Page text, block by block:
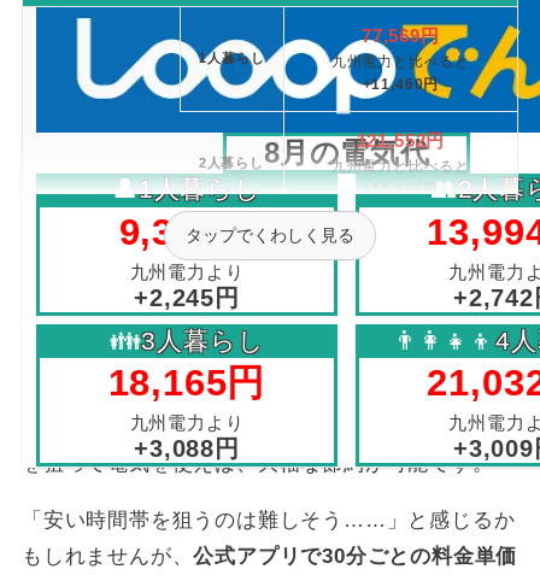
8月の電気代
👤1人暮らし
9,302円
九州電力より
+2,245円
👥2人暮
九州電力
+2,742
👪3人暮らし
18,165円
九州電力より
+3,088円
👨‍👩‍👧‍👦4
九州電力
+3,009
シミュレーション
1人暮らし
77,569円
九州電力と比べると
+11,460円
2人暮らし
121,552円
九州電力と比べると
+10,666円
3人暮らし
152,887円
九州電力と比べると
4人暮らし
177,328円
九州電力と比べると
+2,627円
基本料金
（3kW）※1
電力量料金
固定従量料金
14.87円
タップでくわしく見る
Looopでんきは、使い方次第で最も安くなる可能性
がある電力会社です。
提供する「スマートタイムONE」は市場連動型
30分ごとに電気料金が変動
します。安い時間帯
を狙って電気を使えば、大幅な節約が可能です。
「安い時間帯を狙うのは難しそう……」と感じるか
もしれませんが、公式アプリで30分ごとの料金単価